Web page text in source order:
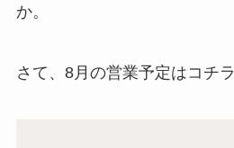
か。
さて、8月の営業予定はコチラ